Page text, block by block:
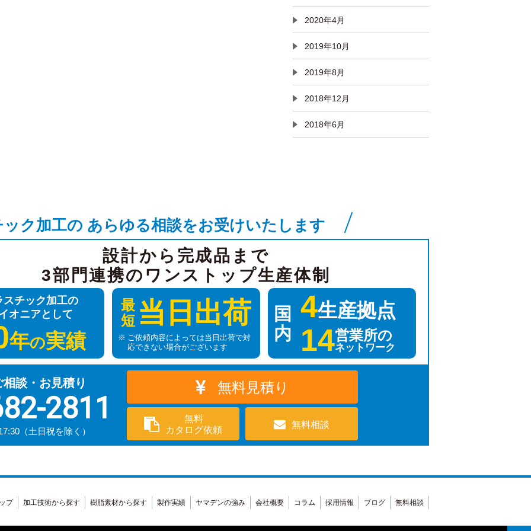
2020年4月
2019年10月
2019年8月
2018年12月
2018年6月
ク加工の あらゆる相談をお受けいたします
設計から完成品まで
3部門連携のワンストップ生産体制
スチック加工の
オニアとして
年の実績
最
短 当日出荷
ご依頼内容によっては当日出荷で対
応できない場合がございます
国
内
4生産拠点
14営業所の
ネットワーク
談・お見積り
2811
（土日祝を除く）
無料見積り
無料
カタログ依頼
無料相談
プ 加工技術から探す 樹脂素材から探す 製作実績 ヤマデンの強み 会社概要 コラム 採用情報 ブログ 無料相談